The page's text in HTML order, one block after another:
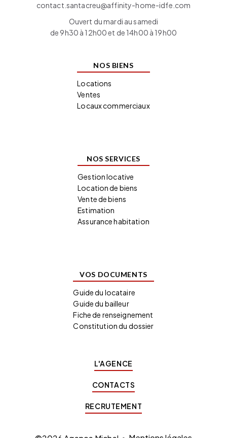
contact.santacreu@affinity-home-idfe.com
Ouvert du mardi au samedi
de 9h30 à 12h00 et de 14h00 à 19h00
NOS BIENS
Locations
Ventes
Locaux commerciaux
NOS SERVICES
Gestion locative
Location de biens
Vente de biens
Estimation
Assurance habitation
VOS DOCUMENTS
Guide du locataire
Guide du bailleur
Fiche de renseignement
Constitution du dossier
L'AGENCE
CONTACTS
RECRUTEMENT